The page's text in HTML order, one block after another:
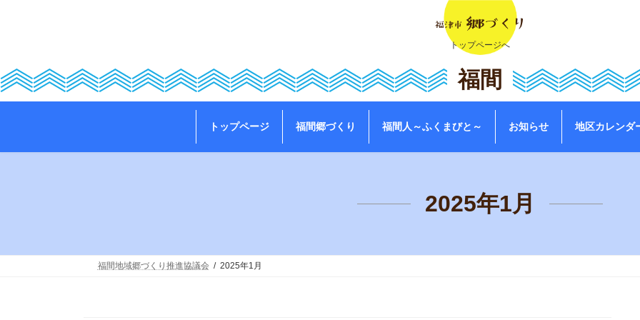
へ
ス
ョ
ン
トップページへ
福間
トップページ 福間郷づくり 福間人～ふくまびと～ お知らせ 地区カレンダ
2025年1月
福間地域郷づくり推進協議会 2025年1月